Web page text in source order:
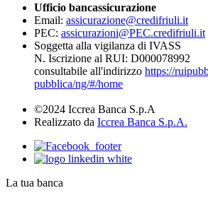
Ufficio bancassicurazione
Email: assicurazione@credifriuli.it
PEC: assicurazioni@PEC.credifriuli.it
Soggetta alla vigilanza di IVASS
N. Iscrizione al RUI: D000078992
consultabile all'indirizzo https://
pubblica/ng/#/home
©2024 Iccrea Banca S.p.A
Realizzato da Iccrea Banca S.p.A.
La tua banca